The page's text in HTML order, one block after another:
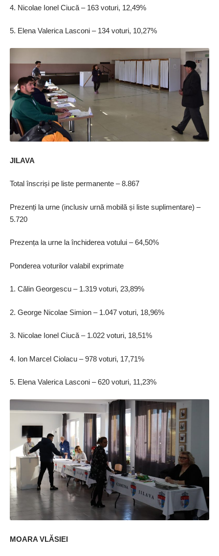
4. Nicolae Ionel Ciucă – 163 voturi, 12,49%
5. Elena Valerica Lasconi – 134 voturi, 10,27%
JILAVA
Total înscriși pe liste permanente – 8.867
Prezenți la urne (inclusiv urnă mobilă și liste suplimentare) –
5.720
Prezența la urne la închiderea votului – 64,50%
Ponderea voturilor valabil exprimate
1. Călin Georgescu – 1.319 voturi, 23,89%
2. George Nicolae Simion – 1.047 voturi, 18,96%
3. Nicolae Ionel Ciucă – 1.022 voturi, 18,51%
4. Ion Marcel Ciolacu – 978 voturi, 17,71%
5. Elena Valerica Lasconi – 620 voturi, 11,23%
MOARA VLĂSIEI